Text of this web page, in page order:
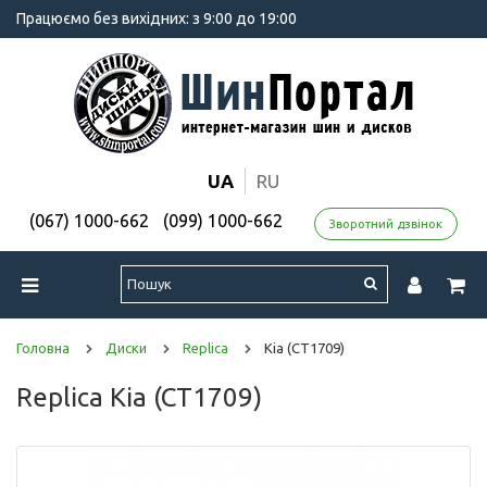
Працюємо без вихідних: з 9:00 до 19:00
UA RU
(067) 1000-662 (099) 1000-662 Зворотний дзвінок
Головна Диски Replica Kia (CT1709)
Replica Kia (CT1709)